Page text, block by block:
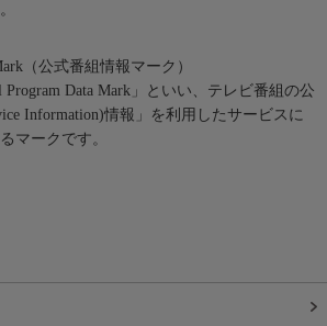
（公式番組情報マーク）
Data Mark」といい、テレビ番組の公
Information)情報」を利用したサービスに
マークです。